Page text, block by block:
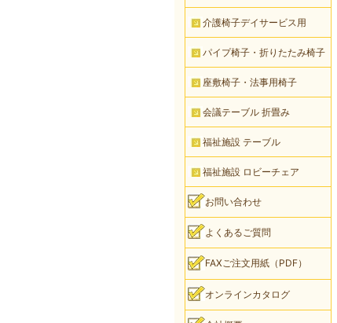
介護椅子デイサービス用
パイプ椅子・折りたたみ椅子
座敷椅子・法事用椅子
会議テーブル 折畳み
福祉施設 テーブル
福祉施設 ロビーチェア
お問い合わせ
よくあるご質問
FAXご注文用紙（PDF）
オンラインカタログ